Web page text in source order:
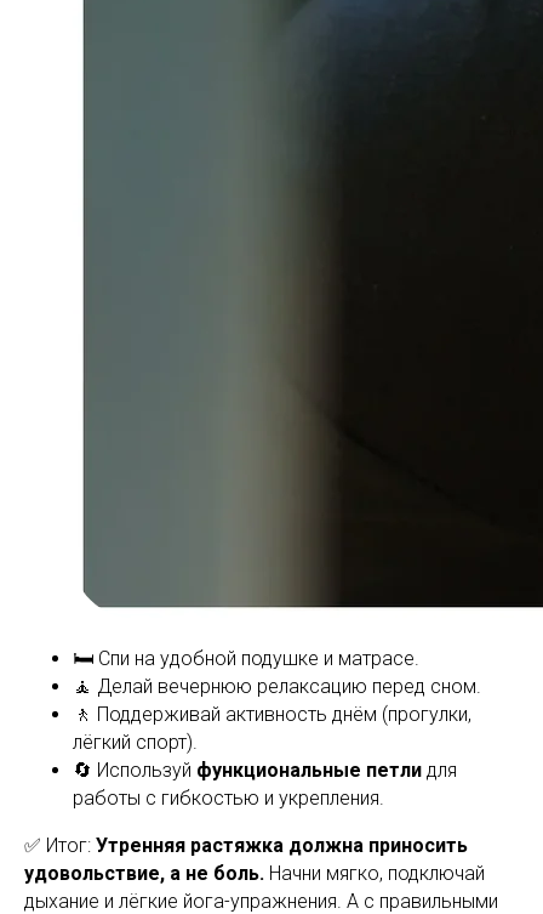
🛏 Спи на удобной подушке и матрасе.
🧘 Делай вечернюю релаксацию перед сном.
🚶 Поддерживай активность днём (прогулки,
лёгкий спорт).
🔄 Используй функциональные петли для
работы с гибкостью и укрепления.
✅ Итог: Утренняя растяжка должна приносить
удовольствие, а не боль. Начни мягко, подключай
дыхание и лёгкие йога-упражнения. А с правильными